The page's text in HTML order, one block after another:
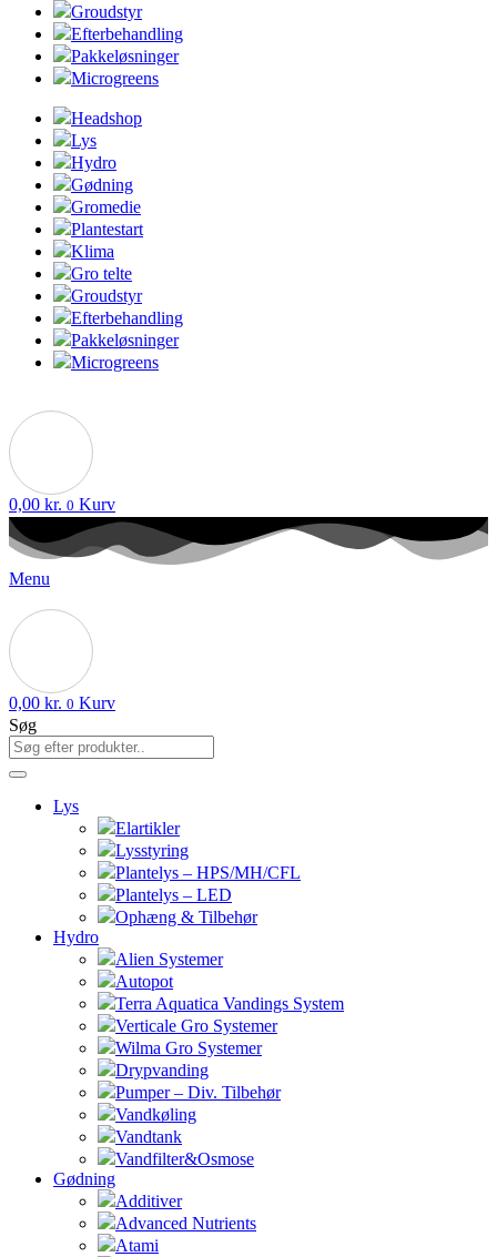
Groudstyr
Efterbehandling
Pakkeløsninger
Microgreens
Headshop
Lys
Hydro
Gødning
Gromedie
Plantestart
Klima
Gro telte
Groudstyr
Efterbehandling
Pakkeløsninger
Microgreens
0,00 kr. 0 Kurv
Menu
0,00 kr. 0 Kurv
Søg
Lys
Elartikler
Lysstyring
Plantelys – HPS/MH/CFL
Plantelys – LED
Ophæng & Tilbehør
Hydro
Alien Systemer
Autopot
Terra Aquatica Vandings System
Verticale Gro Systemer
Wilma Gro Systemer
Drypvanding
Pumper – Div. Tilbehør
Vandkøling
Vandtank
Vandfilter&Osmose
Gødning
Additiver
Advanced Nutrients
Atami